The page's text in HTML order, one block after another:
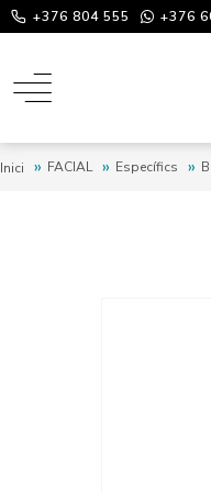
+376 804 555 +376
Inici FACIAL Específics